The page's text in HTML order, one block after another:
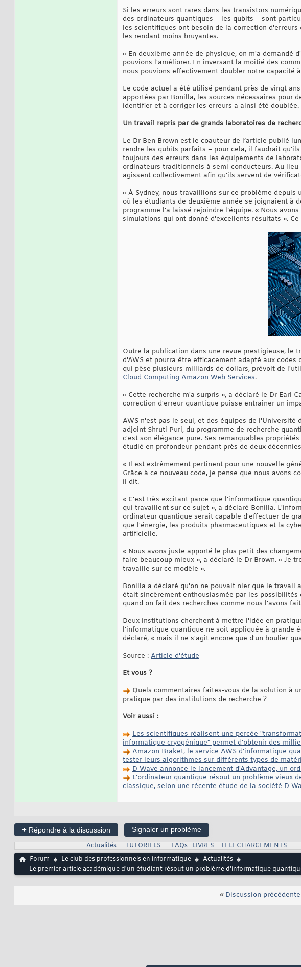
Si les erreurs sont rares dans les transistors
des ordinateurs quantiques – les qubits – sont
les scientifiques ont besoin de la correction
les rendant moins bruyantes.
« En deuxième année de physique, on m'a
pouvions l'améliorer. En inversant la moitié des
nous pouvions effectivement doubler notre capacité
Le code actuel a été utilisé pendant près de vingt
apportées par Bonilla, les sources nécessaires pour
identifier et à corriger les erreurs a ainsi été
Un travail repris par de grands laboratoires de
Le Dr Ben Brown est le coauteur de l’article publié
rendre les qubits parfaits – pour cela, il faudrait
toujours des erreurs dans les équipements de
ordinateurs traditionnels à semi-conducteurs. Au
agissent collectivement afin qu'ils servent de
« À Sydney, nous travaillions sur ce problème
où les étudiants de deuxième année se joignaient à
programme l'a laissé rejoindre l’équipe. « Nous
simulations qui ont donné d'excellents résultats ».
Outre la publication dans une revue prestigieuse, le
d'AWS et pourra être efficacement adapté aux
qui pèse plusieurs milliards de dollars, prévoit de
Cloud Computing Amazon Web Services.
« Cette recherche m'a surpris », a déclaré le Dr Earl
correction d'erreur quantique puisse entraîner un
AWS n'est pas le seul, et des équipes de
adjoint Shruti Puri, du programme de recherche
c'est son élégance pure. Ses remarquables
étudié en profondeur pendant près de deux
« Il est extrêmement pertinent pour une nouvelle
Grâce à ce nouveau code, je pense que nous avons
il dit.
« C'est très excitant parce que l'informatique
qui travaillent sur ce sujet », a déclaré Bonilla.
ordinateur quantique serait capable d'effectuer de
que l'énergie, les produits pharmaceutiques et la
artificielle.
« Nous avons juste apporté le plus petit des
faire beaucoup mieux », a déclaré le Dr Brown. « Je
travaille sur ce modèle ».
Bonilla a déclaré qu'on ne pouvait nier que le
était sincèrement enthousiasmée par les
quand on fait des recherches comme nous l'avons
Deux institutions cherchent à mettre l'idée en
l'informatique quantique ne soit appliquée à grande
déclaré, « mais il ne s'agit encore que d'un boulier
Source : Article d'étude
Et vous ?
Quels commentaires faites-vous de la solution à
pratique par des institutions de recherche ?
Voir aussi :
Les scientifiques réalisent une percée
informatique cryogénique" permet d'obtenir des
Amazon Braket, le service AWS d'informatique
tester leurs algorithmes sur différents types de
D-Wave annonce le lancement d'Advantage, un
L'ordinateur quantique résout un problème vieux
classique, selon une récente étude de la société D-
+ Répondre à la discussion
Signaler un problème
Actualités
TUTORIELS FAQs LIVRES TELECHARGEMENTS
Forum
Le club des professionnels en informatique
Actualités
Le premier article académique d'un étudiant résout un problème d'informatique
« Discussion précédente